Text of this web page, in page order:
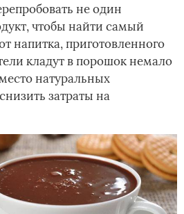
не один
чтобы найти самый
напитка, приготовленного
кладут в порошок немало
натуральных
затраты на